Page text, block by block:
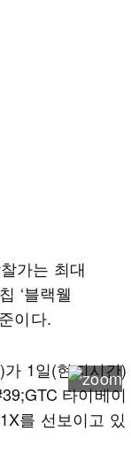
가는 최대
‘블랙웰
이다.